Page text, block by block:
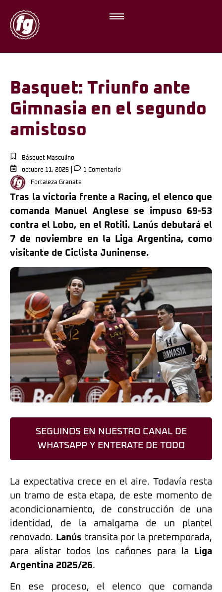
Basquet: Triunfo ante
Gimnasia en el segundo
amistoso
Básquet Masculino
octubre 11, 2025
1 Comentario
Fortaleza Granate
Tras la victoria frente a Racing, el elenco que
comanda Manuel Anglese se impuso 69-53
contra el Lobo, en el Rotili. Lanús debutará el
7 de noviembre en la Liga Argentina, como
visitante de Ciclista Juninense.
SEGUINOS EN NUESTRO CANAL DE
WHATSAPP Y ENTERATE DE TODO
La expectativa crece en el aire. Todavía resta
un tramo de esta etapa, de este momento de
acondicionamiento, de construcción de una
identidad, de la amalgama de un plantel
renovado. Lanús transita por la pretemporada,
para alistar todos los cañones para la Liga
Argentina 2025/26.
En ese proceso, el elenco que comanda